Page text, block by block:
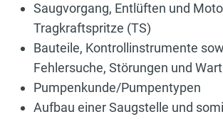
Saugvorgang, Entlüften und
Tragkraftspritze (TS)
Bauteile, Kontrollinstrumente
Fehlersuche, Störungen und
Pumpenkunde/Pumpentypen
Aufbau einer Saugstelle und